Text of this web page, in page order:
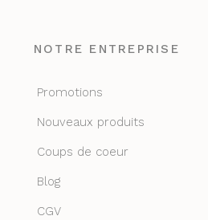
NOTRE ENTREPRISE
Promotions
Nouveaux produits
Coups de coeur
Blog
CGV